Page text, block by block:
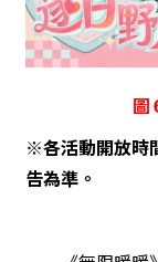
圖
※各活動開放時
告為準。